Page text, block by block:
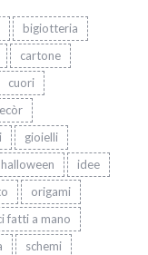
bigiotteria
cartone
cuori
gioielli
halloween
idee
origami
fatti a mano
schemi